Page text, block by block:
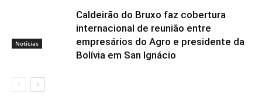
Notícias
Caldeirão do Bruxo faz cobertura
internacional de reunião entre
empresários do Agro e presidente da
Bolívia em San Ignácio